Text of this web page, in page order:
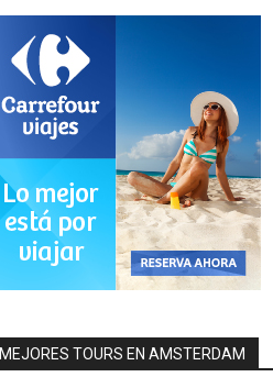
MEJORES TOURS EN AMSTERDAM